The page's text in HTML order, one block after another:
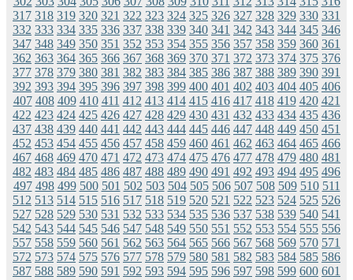
317 318 319 320 321 322 323 324 325 326 327 328 329 330 331
332 333 334 335 336 337 338 339 340 341 342 343 344 345 346
347 348 349 350 351 352 353 354 355 356 357 358 359 360 361
362 363 364 365 366 367 368 369 370 371 372 373 374 375 376
377 378 379 380 381 382 383 384 385 386 387 388 389 390 391
392 393 394 395 396 397 398 399 400 401 402 403 404 405 406
407 408 409 410 411 412 413 414 415 416 417 418 419 420 421
422 423 424 425 426 427 428 429 430 431 432 433 434 435 436
437 438 439 440 441 442 443 444 445 446 447 448 449 450 451
452 453 454 455 456 457 458 459 460 461 462 463 464 465 466
467 468 469 470 471 472 473 474 475 476 477 478 479 480 481
482 483 484 485 486 487 488 489 490 491 492 493 494 495 496
497 498 499 500 501 502 503 504 505 506 507 508 509 510 511
512 513 514 515 516 517 518 519 520 521 522 523 524 525 526
527 528 529 530 531 532 533 534 535 536 537 538 539 540 541
542 543 544 545 546 547 548 549 550 551 552 553 554 555 556
557 558 559 560 561 562 563 564 565 566 567 568 569 570 571
572 573 574 575 576 577 578 579 580 581 582 583 584 585 586
587 588 589 590 591 592 593 594 595 596 597 598 599 600 601